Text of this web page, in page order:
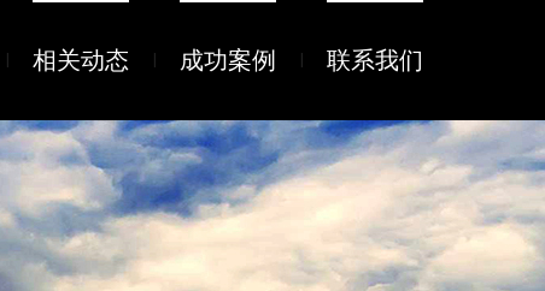
相关动态 成功案例 联系我们